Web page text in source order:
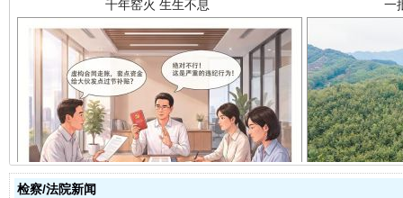
揭开“小金库”的免责幌子
检察/法院新闻